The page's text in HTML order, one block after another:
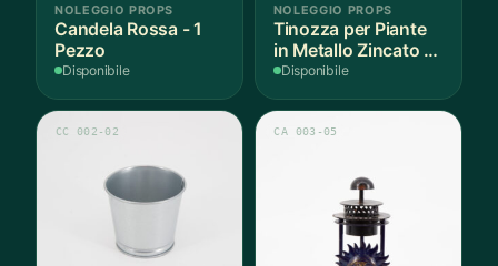
NOLEGGIO PROPS
Candela Rossa - 1
Pezzo
Disponibile
NOLEGGIO PROPS
Tinozza per Piante
in Metallo Zincato -
1 Pezzo
Disponibile
CC 002-02 CA 003-05